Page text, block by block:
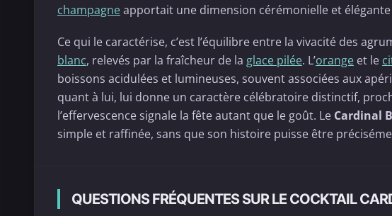
champagneapportait une dimension cérémonielle et élégante
Ce qui le caractérise, c’est l’équilibre entre la vivacité des
blanc, relevés par la fraîcheur de la glace pilée. L’orange et le
boissons acidulées et lumineuses, souvent associées aux
quant à lui, lui donne un caractère célébratoire distinctif,
l’effervescence signale la fête autant que le goût. Le Cardinal
simple et raffinée, sans que son histoire puisse être
QUESTIONS FRÉQUENTES SUR LE COCKTAIL